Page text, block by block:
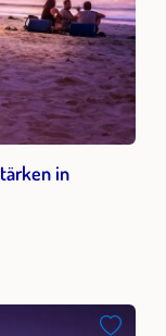
in